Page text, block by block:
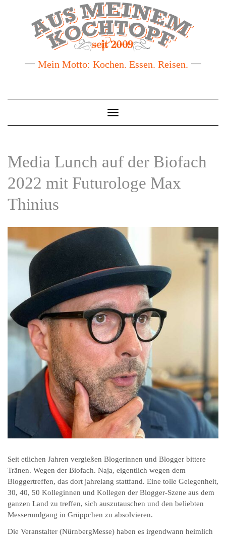
Mein Motto: Kochen. Essen. Reisen.
Toggle
Navigation
Media Lunch auf der Biofach
2022 mit Futurologe Max
Thinius
Seit etlichen Jahren vergießen Blogerinnen und Blogger bittere
Tränen. Wegen der Biofach. Naja, eigentlich wegen dem
Bloggertreffen, das dort jahrelang stattfand. Eine tolle Gelegenheit,
30, 40, 50 Kolleginnen und Kollegen der Blogger-Szene aus dem
ganzen Land zu treffen, sich auszutauschen und den beliebten
Messerundgang in Grüppchen zu absolvieren.
Die Veranstalter (NürnbergMesse) haben es irgendwann heimlich